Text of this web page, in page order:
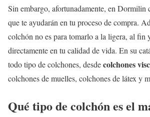
Sin embargo, afortunadamente, en Dormilin
que te ayudarán en tu proceso de compra.
colchón no es para tomarlo a la ligera, al fin
directamente en tu calidad de vida. En su
todo tipo de colchones, desdecolchones
colchones de muelles, colchones de látex y
Qué tipo de colchón es el